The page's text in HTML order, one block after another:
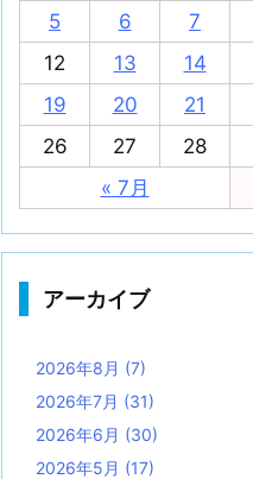
« 7月
5
6 7
12
13 14
19
20 21
26
27 28
アーカイブ
2026年8月 (7)
2026年7月 (31)
2026年6月 (30)
2026年5月 (17)